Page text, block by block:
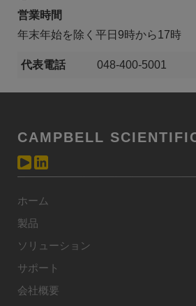
営業時間
年末年始を除く平日9時から17時
代表電話 048-400-5001
CAMPBELL
ホーム
製品
ソリューション
サポート
会社概要